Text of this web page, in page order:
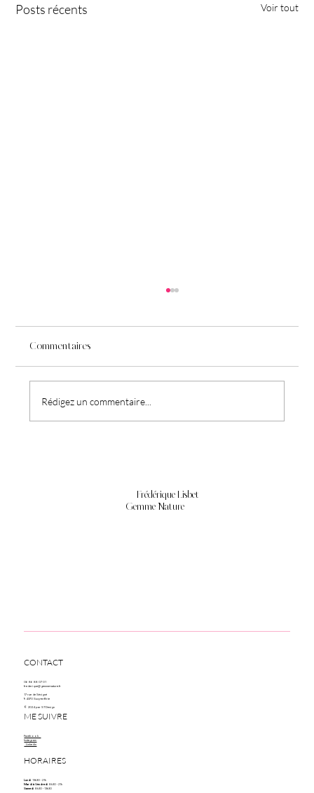
Posts récents Voir tout
Commentaires
Rédigez un commentaire...
Frédérique Lisbet
Gemme Nature
CONTACT
06 86 88 07 01
frederique@gemme-nature.fr
17 rue de Sévigné
94370 Sucy-en-Brie
© 2024 par STDesign
ME SUIVRE
Facebook
Instagram
Linkedin
HORAIRES
Lundi 13h30 - 21h
Mardi à Vendredi 8h30 - 21h
Samedi 8h30 - 13h30